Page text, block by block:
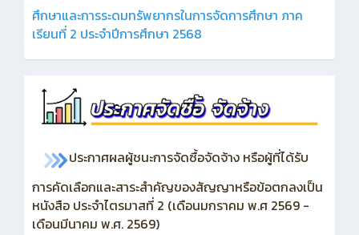
ศึกษาและการระดมทรัพยากรในการจัดการศึกษา ภาค
เรียนที่ 2 ประจำปีการศึกษา 2568
ประกาศผลผู้ชนะการจัดซื้อจัดจ้าง หรือผู้ที่ได้รับ
การคัดเลือกและสาระสำคัญของสัญญาหรือข้อตกลงเป็น
หนังสือ ประจำไตรมาสที่ 2 (เดือนมกราคม พ.ศ 2569 -
เดือนมีนาคม พ.ศ. 2569)